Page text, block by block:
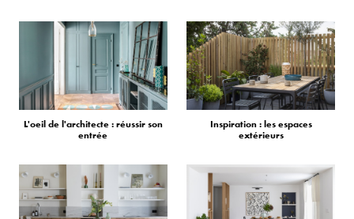
L'oeil de l'architecte : réussir son
entrée
Inspiration : les espaces
extérieurs